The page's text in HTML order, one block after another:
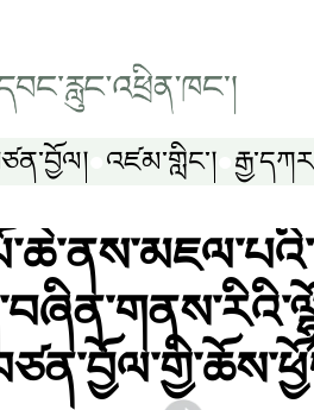
འཛམ་གླིང༌།